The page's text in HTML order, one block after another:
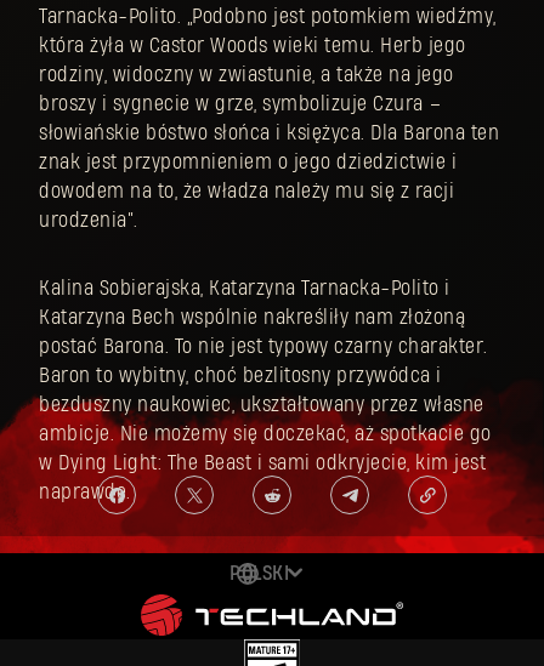
Tarnacka-Polito. „Podobno jest potomkiem wiedźmy,
która żyła w Castor Woods wieki temu. Herb jego
rodziny, widoczny w zwiastunie, a także na jego
broszy i sygnecie w grze, symbolizuje Czura –
słowiańskie bóstwo słońca i księżyca. Dla Barona ten
znak jest przypomnieniem o jego dziedzictwie i
dowodem na to, że władza należy mu się z racji
urodzenia”.
Kalina Sobierajska, Katarzyna Tarnacka-Polito i
Katarzyna Bech wspólnie nakreśliły nam złożoną
postać Barona. To nie jest typowy czarny charakter.
Baron to wybitny, choć bezlitosny przywódca i
bezduszny naukowiec, ukształtowany przez własne
ambicje. Nie możemy się doczekać, aż spotkacie go
w Dying Light: The Beast i sami odkryjecie, kim jest
naprawdę.
POLSKI
DEUTSCH
ENGLISH